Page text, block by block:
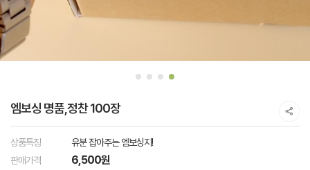
엠보싱 명품,정찬 100장
상품특징
유분 잡아주는 엠보싱지!
판매가격
6,500원